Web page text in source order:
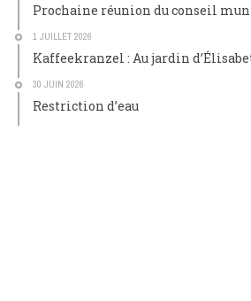
Prochaine réunion du conseil
1 JUILLET 2026
Kaffeekranzel : Au jardin
30 JUIN 2026
Restriction d’eau